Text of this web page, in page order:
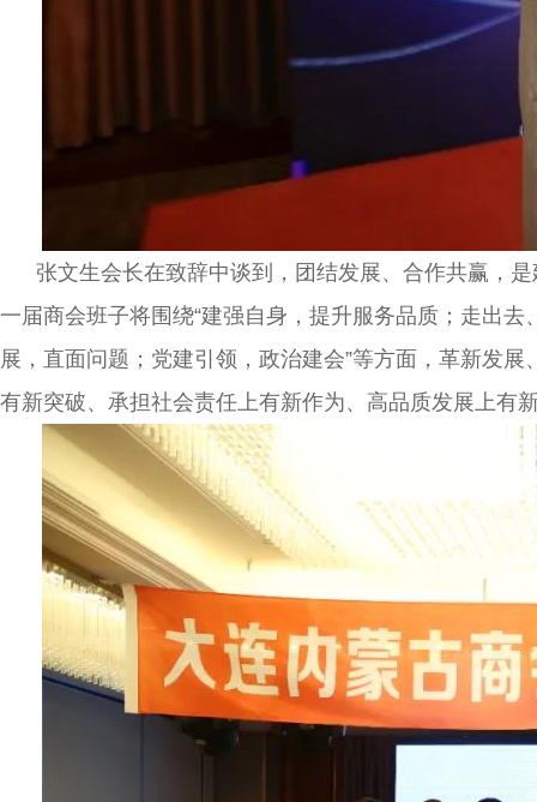
张文生会长在致辞中谈到，团结发展、合作共赢，是
一届商会班子将围绕“建强自身，提升服务品质；走出
展，直面问题；党建引领，政治建会”等方面，革新发
有新突破、承担社会责任上有新作为、高品质发展上有